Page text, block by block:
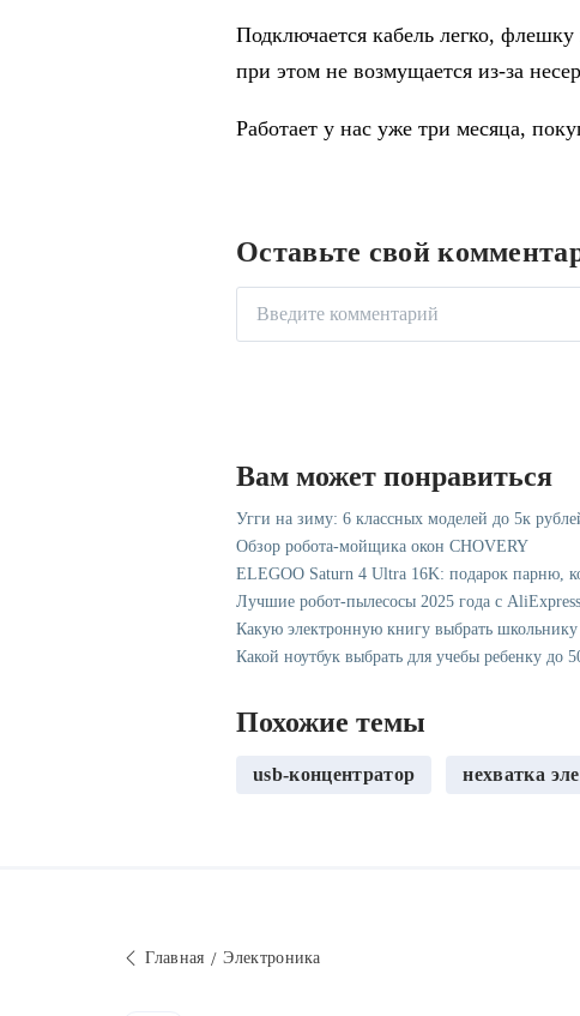
Подключается кабель легко,
при этом не возмущается из-за
Работает у нас уже три месяца,
Оставьте свой
Вам может понравиться
Угги на зиму: 6 классных моделей до 5к
Обзор робота-мойщика окон CHOVERY
ELEGOO Saturn 4 Ultra 16K: подарок парню,
Лучшие робот-пылесосы 2025 года с
Какую электронную книгу выбрать школьнику
Какой ноутбук выбрать для учебы ребенку до
Похожие темы
usb-концентратор нехватка
Главная Электроника